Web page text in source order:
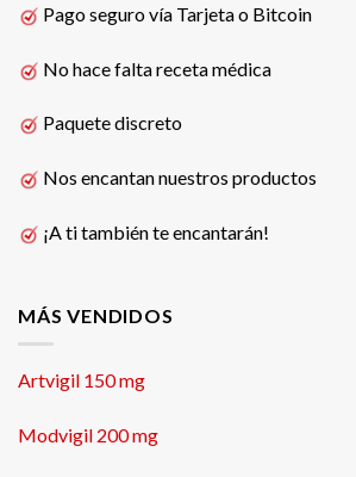
Pago seguro vía Tarjeta o Bitcoin
No hace falta receta médica
Paquete discreto
Nos encantan nuestros productos
¡A ti también te encantarán!
MÁS VENDIDOS
Artvigil 150 mg
Modvigil 200 mg